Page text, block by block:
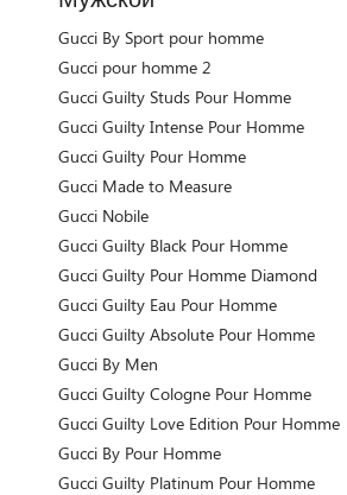
Gucci By Sport pour homme
Gucci pour homme 2
Gucci Guilty Studs Pour Homme
Gucci Guilty Intense Pour Homme
Gucci Guilty Pour Homme
Gucci Made to Measure
Gucci Nobile
Gucci Guilty Black Pour Homme
Gucci Guilty Pour Homme Diamond
Gucci Guilty Eau Pour Homme
Gucci Guilty Absolute Pour Homme
Gucci By Men
Gucci Guilty Cologne Pour Homme
Gucci Guilty Love Edition Pour Homme
Gucci By Pour Homme
Gucci Guilty Platinum Pour Homme